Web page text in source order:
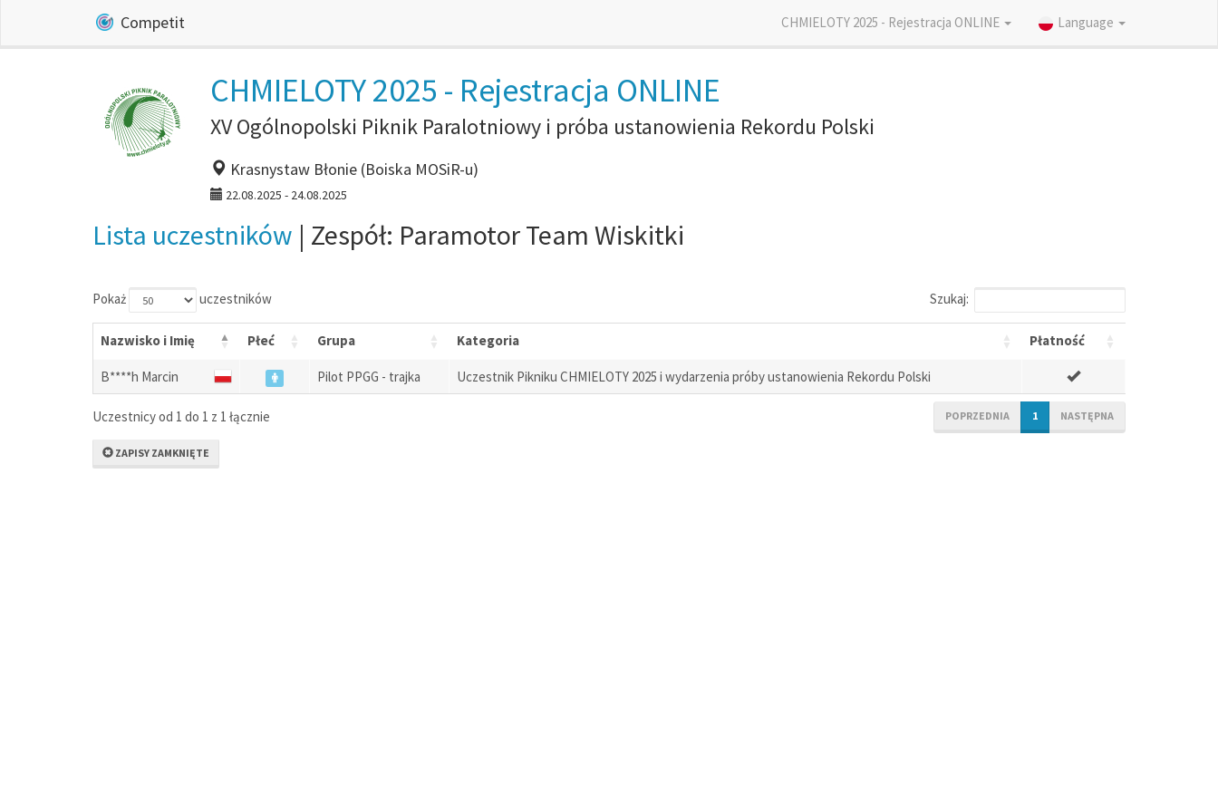
Competit Language
CHMIELOTY 2025 - Rejestracja ONLINE
CHMIELOTY 2025 - Rejestracja ONLINE
XV Ogólnopolski Piknik Paralotniowy i próba ustanowienia Rekordu Polski
Krasnystaw Błonie (Boiska MOSiR-u)
22.08.2025 - 24.08.2025
Lista uczestników | Zespół: Paramotor Team Wiskitki
Pokaż uczestników Szukaj:
Nazwisko i Imię Płeć Grupa Kategoria Płatność
B****h Marcin Pilot PPGG - trajka Uczestnik Pikniku CHMIELOTY 2025 i wydarzenia próby ustanowienia Rekordu Polski
Uczestnicy od 1 do 1 z 1 łącznie POPRZEDNIA 1 NASTĘPNA
ZAPISY ZAMKNIĘTE